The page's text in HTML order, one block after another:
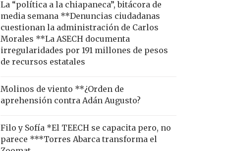
La “política a la chiapaneca”, bitácora de
media semana **Denuncias ciudadanas
cuestionan la administración de Carlos
Morales **La ASECH documenta
irregularidades por 191 millones de pesos
de recursos estatales
Molinos de viento **¿Orden de
aprehensión contra Adán Augusto?
Filo y Sofía *El TEECH se capacita pero, no
parece ***Torres Abarca transforma el